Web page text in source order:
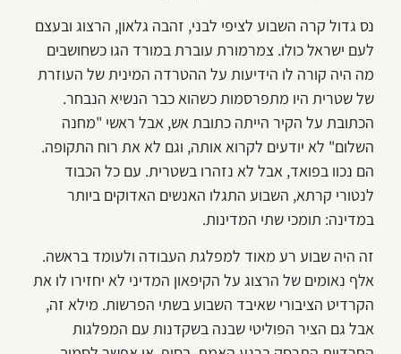
נס גדול קרה השבוע לציפי לבני, זהבה גלאון, הרצוג ובעצם
לעם ישראל כולו. צמרמורת עוברת במורד הגו כשחושבים
מה היה קורה לו הידיעות על ההטרדה המינית של העוזרת
של שטרית היו מתפרסמות כשהוא כבר הנשיא הנבחר.
הכתובת על הקיר הייתה כתובת אש, אבל ראשי "מחנה
השלום" לא יודעים לקרוא אותה, וגם לא את רוח התקופה.
הם נכוו בפואד, אבל לא נזהרו בשטרית. עם כל הכבוד
לנטורי קרתא, השבוע התגלו האנשים האדוקים ביותר
במדינה: תומכי שתי המדינות.
זה היה שבוע רע מאוד למפלגת העבודה ולעומד בראשה.
אלף נאומים של הרצוג על הקיפאון המדיני לא יחזירו לו את
הקרדיט הציבורי שאיבד השבוע בשתי הפרשות. מילא זה,
אבל גם הציר הפוליטי שבנה בשקדנות עם המפלגות